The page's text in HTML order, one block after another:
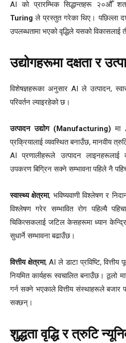
AI को प्रारम्भिक सिद्धान्तहरू २०औँ
Turing ले प्रस्तुत गरेका थिए। पछिल्ला
उपलब्धतामा भएको वृद्धिले यसको विकासलाई
उद्योगहरूमा दक्षता र
विशेषज्ञहरूका अनुसार AI ले उत्पादन,
परिवर्तन ल्याइरहेको छ।
उत्पादन उद्योग (Manufacturing) मा
प्रक्रियालाई व्यवस्थित बनाउँछ, मानवीय
AI प्रणालीहरूले उत्पादन लाइनहरूलाई
उपकरण बिग्रिन सक्ने सम्भावना पहिले नै
स्वास्थ्य क्षेत्रमा, भविष्यवाणी विश्लेषण र
विश्लेषण गरेर सम्भावित रोग पहिल्यै
चिकित्सकलाई जटिल केसहरूमा ध्यान
सुधार्ने सम्भावना बढाउँछ।
वित्तीय क्षेत्रमा, AI ले डाटा प्रविष्टि, वित्तीय
नियमित कार्यहरू स्वचालित बनाउँछ। ठूलो
गर्न सक्ने भएकाले वित्तीय संस्थाहरूले बजार
सक्छन्।
शुद्धता वृद्धि र त्रुटि